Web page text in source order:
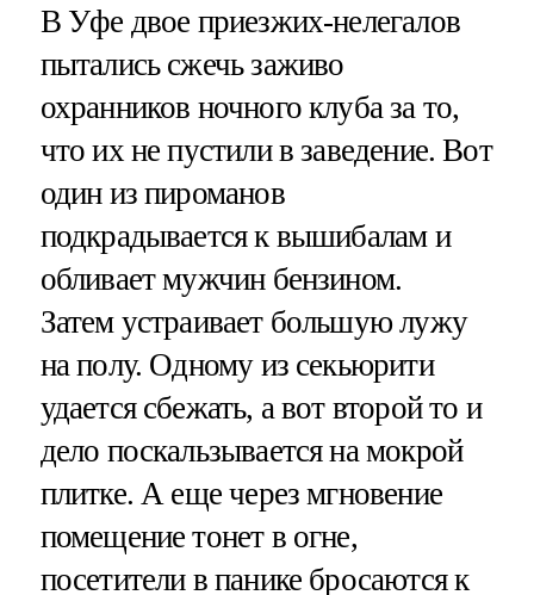
В Уфе двое приезжих-нелегалов
пытались сжечь заживо
охранников ночного клуба за то,
что их не пустили в заведение. Вот
один из пироманов
подкрадывается к вышибалам и
обливает мужчин бензином.
Затем устраивает большую лужу
на полу. Одному из секьюрити
удается сбежать, а вот второй то и
дело поскальзывается на мокрой
плитке. А еще через мгновение
помещение тонет в огне,
посетители в панике бросаются к